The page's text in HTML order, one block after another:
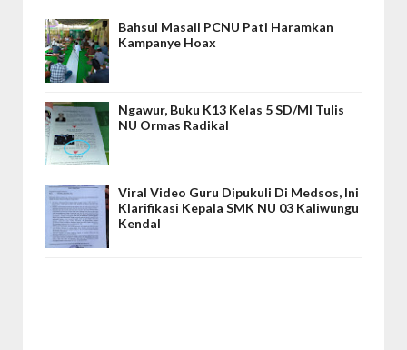
Bahsul Masail PCNU Pati Haramkan
Kampanye Hoax
Ngawur, Buku K13 Kelas 5 SD/MI Tulis
NU Ormas Radikal
Viral Video Guru Dipukuli Di Medsos, Ini
Klarifikasi Kepala SMK NU 03 Kaliwungu
Kendal